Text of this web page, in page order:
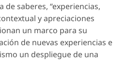
saberes, “experiencias,
y apreciaciones
un marco para su
de nuevas experiencias e
un despliegue de una